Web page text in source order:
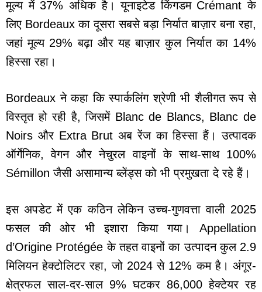
मूल्य में 37% अधिक है। यूनाइटेड किंगडम Crémant के
लिए Bordeaux का दूसरा सबसे बड़ा निर्यात बाज़ार बना रहा,
जहां मूल्य 29% बढ़ा और यह बाज़ार कुल निर्यात का 14%
हिस्सा रहा।
Bordeaux ने कहा कि स्पार्कलिंग श्रेणी भी शैलीगत रूप से
विस्तृत हो रही है, जिसमें Blanc de Blancs, Blanc de
Noirs और Extra Brut अब रेंज का हिस्सा हैं। उत्पादक
ऑर्गेनिक, वेगन और नेचुरल वाइनों के साथ-साथ 100%
Sémillon जैसी असामान्य ब्लेंड्स को भी प्रमुखता दे रहे हैं।
इस अपडेट में एक कठिन लेकिन उच्च-गुणवत्ता वाली 2025
फसल की ओर भी इशारा किया गया। Appellation
d’Origine Protégée के तहत वाइनों का उत्पादन कुल 2.9
मिलियन हेक्टोलिटर रहा, जो 2024 से 12% कम है। अंगूर-
क्षेत्रफल साल-दर-साल 9% घटकर 86,000 हेक्टेयर रह